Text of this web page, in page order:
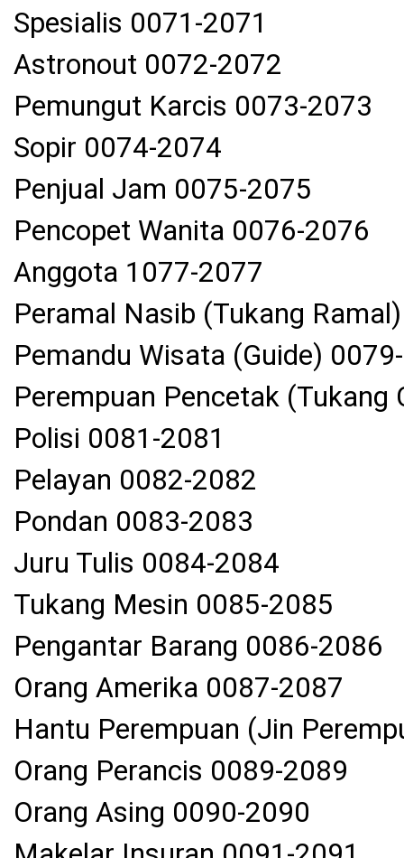
Spesialis 0071-2071
Astronout 0072-2072
Pemungut Karcis 0073-2073
Sopir 0074-2074
Penjual Jam 0075-2075
Pencopet Wanita 0076-2076
Anggota 1077-2077
Peramal Nasib (Tukang
Pemandu Wisata (Guide)
Perempuan Pencetak
Polisi 0081-2081
Pelayan 0082-2082
Pondan 0083-2083
Juru Tulis 0084-2084
Tukang Mesin 0085-2085
Pengantar Barang 0086-2086
Orang Amerika 0087-2087
Hantu Perempuan (Jin
Orang Perancis 0089-2089
Orang Asing 0090-2090